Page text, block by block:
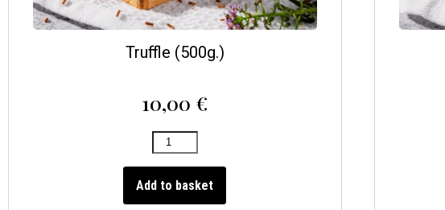
Truffle (500g.)
10,00 €
Add to basket